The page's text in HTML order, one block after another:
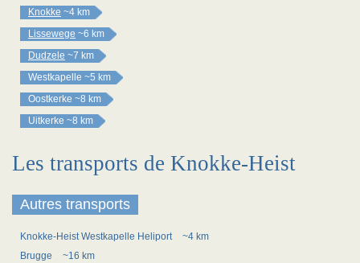
Knokke ~4 km
Lissewege ~6 km
Dudzele ~7 km
Westkapelle ~5 km
Oostkerke ~8 km
Uitkerke ~8 km
Les transports de Knokke-Heist
Autres transports
Knokke-Heist Westkapelle Heliport
~4 km
Brugge
~16 km